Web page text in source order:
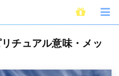
)を見るスピリチュアル意味・メッセージ
チュアル意味・メッ